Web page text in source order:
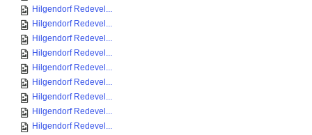
Hilgendorf Redevel...
Hilgendorf Redevel...
Hilgendorf Redevel...
Hilgendorf Redevel...
Hilgendorf Redevel...
Hilgendorf Redevel...
Hilgendorf Redevel...
Hilgendorf Redevel...
Hilgendorf Redevel...